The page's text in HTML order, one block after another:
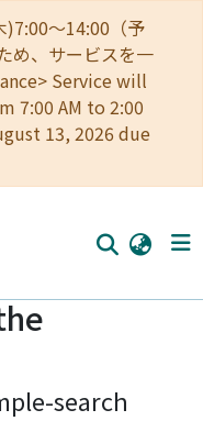
)7:00～14:00（予
め、サービスを一
Service will
7:00 AM to 2:00
13, 2026 due
search